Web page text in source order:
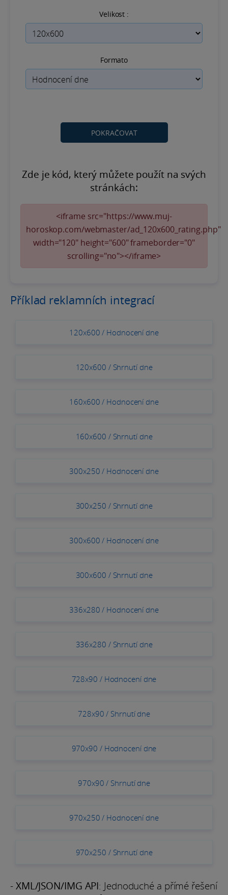
Velikost :
Formato
Zde je kód, který můžete použít na svých
stránkách:
<iframe src="https://www.muj-
horoskop.com/webmaster/ad_120x600_rating.php"
width="120" height="600" frameborder="0"
scrolling="no"></iframe>
Příklad reklamních integrací
120x600 / Hodnocení dne
120x600 / Shrnutí dne
160x600 / Hodnocení dne
160x600 / Shrnutí dne
300x250 / Hodnocení dne
300x250 / Shrnutí dne
300x600 / Hodnocení dne
300x600 / Shrnutí dne
336x280 / Hodnocení dne
336x280 / Shrnutí dne
728x90 / Hodnocení dne
728x90 / Shrnutí dne
970x90 / Hodnocení dne
970x90 / Shrnutí dne
970x250 / Hodnocení dne
970x250 / Shrnutí dne
-XML/JSON/IMG API: Jednoduché a přímé řešení